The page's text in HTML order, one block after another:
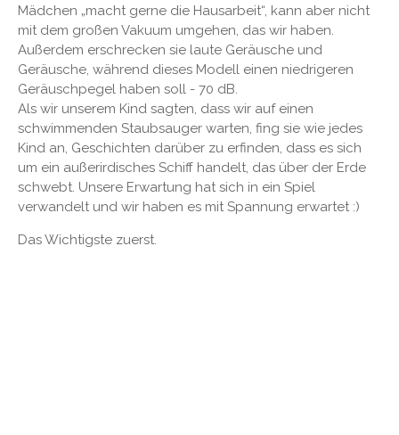
Mädchen „macht gerne die Hausarbeit“, kann aber nicht
mit dem großen Vakuum umgehen, das wir haben.
Außerdem erschrecken sie laute Geräusche und
Geräusche, während dieses Modell einen niedrigeren
Geräuschpegel haben soll - 70 dB.
Als wir unserem Kind sagten, dass wir auf einen
schwimmenden Staubsauger warten, fing sie wie jedes
Kind an, Geschichten darüber zu erfinden, dass es sich
um ein außerirdisches Schiff handelt, das über der Erde
schwebt. Unsere Erwartung hat sich in ein Spiel
verwandelt und wir haben es mit Spannung erwartet :)
Das Wichtigste zuerst.